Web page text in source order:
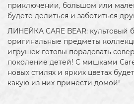
приключении, большом или
будете делиться и заботиться
ЛИНЕЙКА CARE BEAR: культовый
оригинальные предметы
игрушек готовы порадовать
поколение детей! С мишками
новых стилях и ярких цветах
какую из них принести домой!